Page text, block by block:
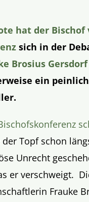
hat der
sich in der
Brosius
ein
Topf schon
Unrecht
er verschweigt.
Frauke